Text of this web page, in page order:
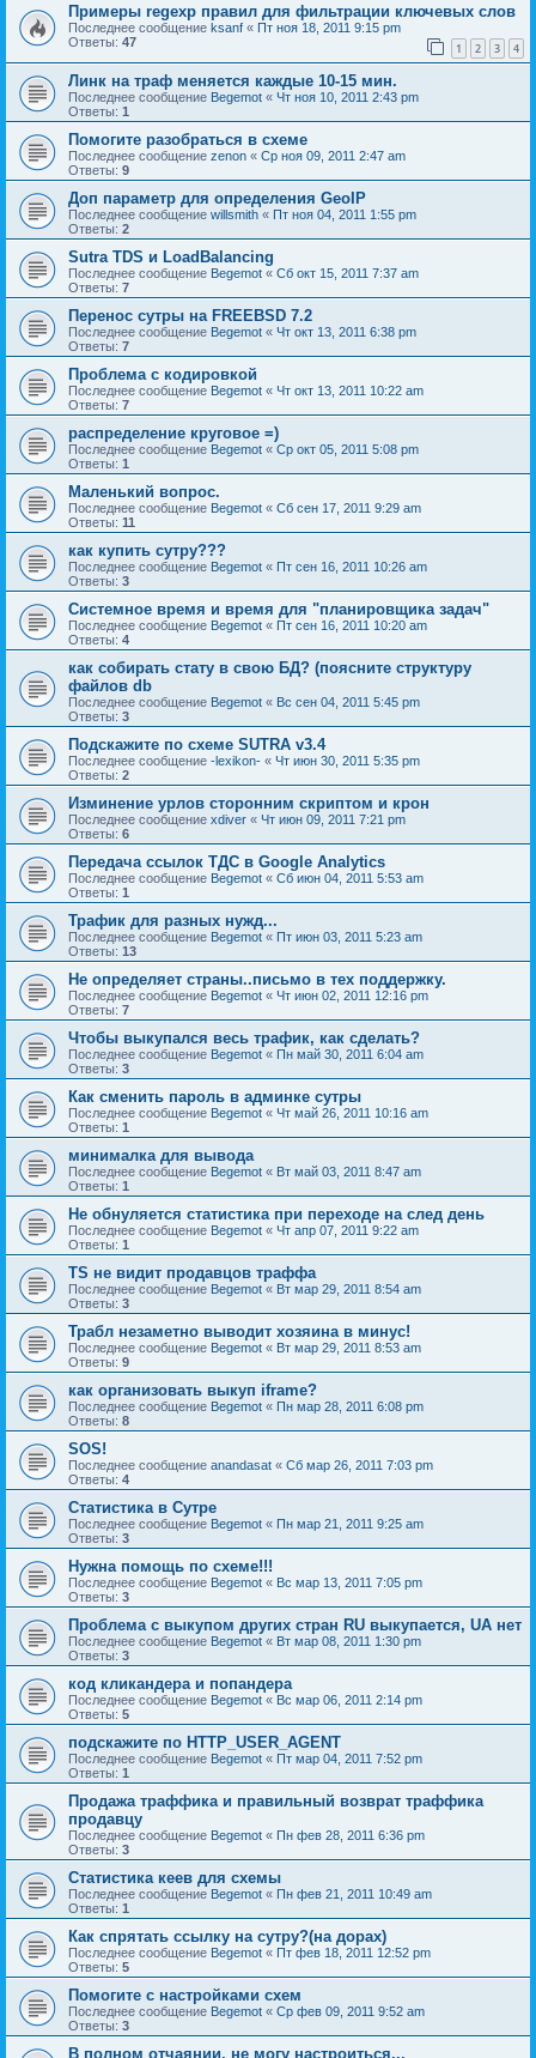
Примеры regexp правил для фильтрации ключевых слов
Последнее сообщение ksanf « Пт ноя 18, 2011 9:15 pm
Ответы: 47 1 2 3 4
Линк на траф меняется каждые 10-15 мин.
Последнее сообщение Begemot « Чт ноя 10, 2011 2:43 pm
Ответы: 1
Помогите разобраться в схеме
Последнее сообщение zenon « Ср ноя 09, 2011 2:47 am
Ответы: 9
Доп параметр для определения GeoIP
Последнее сообщение willsmith « Пт ноя 04, 2011 1:55 pm
Ответы: 2
Sutra TDS и LoadBalancing
Последнее сообщение Begemot « Сб окт 15, 2011 7:37 am
Ответы: 7
Перенос сутры на FREEBSD 7.2
Последнее сообщение Begemot « Чт окт 13, 2011 6:38 pm
Ответы: 7
Проблема с кодировкой
Последнее сообщение Begemot « Чт окт 13, 2011 10:22 am
Ответы: 7
распределение круговое =)
Последнее сообщение Begemot « Ср окт 05, 2011 5:08 pm
Ответы: 1
Маленький вопрос.
Последнее сообщение Begemot « Сб сен 17, 2011 9:29 am
Ответы: 11
как купить сутру???
Последнее сообщение Begemot « Пт сен 16, 2011 10:26 am
Ответы: 3
Системное время и время для "планировщика задач"
Последнее сообщение Begemot « Пт сен 16, 2011 10:20 am
Ответы: 4
как собирать стату в свою БД? (поясните структуру
файлов db
Последнее сообщение Begemot « Вс сен 04, 2011 5:45 pm
Ответы: 3
Подскажите по схеме SUTRA v3.4
Последнее сообщение -lexikon- « Чт июн 30, 2011 5:35 pm
Ответы: 2
Изминение урлов сторонним скриптом и крон
Последнее сообщение xdiver « Чт июн 09, 2011 7:21 pm
Ответы: 6
Передача ссылок ТДС в Google Analytics
Последнее сообщение Begemot « Сб июн 04, 2011 5:53 am
Ответы: 1
Трафик для разных нужд...
Последнее сообщение Begemot « Пт июн 03, 2011 5:23 am
Ответы: 13
Не определяет страны..письмо в тех поддержку.
Последнее сообщение Begemot « Чт июн 02, 2011 12:16 pm
Ответы: 7
Чтобы выкупался весь трафик, как сделать?
Последнее сообщение Begemot « Пн май 30, 2011 6:04 am
Ответы: 3
Как сменить пароль в админке сутры
Последнее сообщение Begemot « Чт май 26, 2011 10:16 am
Ответы: 1
минималка для вывода
Последнее сообщение Begemot « Вт май 03, 2011 8:47 am
Ответы: 1
Не обнуляется статистика при переходе на след день
Последнее сообщение Begemot « Чт апр 07, 2011 9:22 am
Ответы: 1
TS не видит продавцов траффа
Последнее сообщение Begemot « Вт мар 29, 2011 8:54 am
Ответы: 3
Трабл незаметно выводит хозяина в минус!
Последнее сообщение Begemot « Вт мар 29, 2011 8:53 am
Ответы: 9
как организовать выкуп iframe?
Последнее сообщение Begemot « Пн мар 28, 2011 6:08 pm
Ответы: 8
SOS!
Последнее сообщение anandasat « Сб мар 26, 2011 7:03 pm
Ответы: 4
Статистика в Сутре
Последнее сообщение Begemot « Пн мар 21, 2011 9:25 am
Ответы: 3
Нужна помощь по схеме!!!
Последнее сообщение Begemot « Вс мар 13, 2011 7:05 pm
Ответы: 3
Проблема с выкупом других стран RU выкупается, UA нет
Последнее сообщение Begemot « Вт мар 08, 2011 1:30 pm
Ответы: 3
код кликандера и попандера
Последнее сообщение Begemot « Вс мар 06, 2011 2:14 pm
Ответы: 5
подскажите по HTTP_USER_AGENT
Последнее сообщение Begemot « Пт мар 04, 2011 7:52 pm
Ответы: 1
Продажа траффика и правильный возврат траффика
продавцу
Последнее сообщение Begemot « Пн фев 28, 2011 6:36 pm
Ответы: 3
Статистика кеев для схемы
Последнее сообщение Begemot « Пн фев 21, 2011 10:49 am
Ответы: 1
Как спрятать ссылку на сутру?(на дорах)
Последнее сообщение Begemot « Пт фев 18, 2011 12:52 pm
Ответы: 5
Помогите с настройками схем
Последнее сообщение Begemot « Ср фев 09, 2011 9:52 am
Ответы: 3
В полном отчаянии, не могу настроиться...